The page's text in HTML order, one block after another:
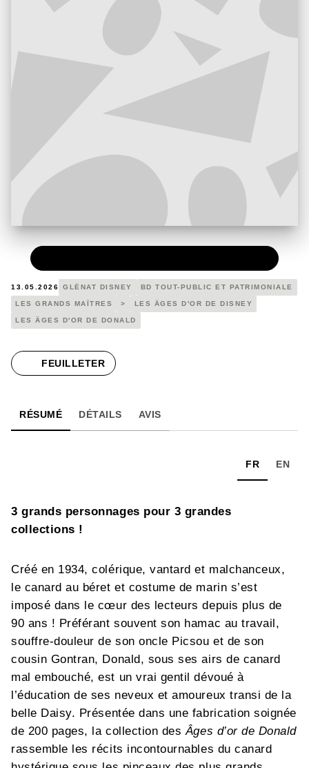
13.05.2026 GLÉNAT DISNEY BD TOUT-PUBLIC ET PATRIMONIALE
LES GRANDS MAÎTRES > LES ÂGES D'OR DE DISNEY
LES ÂGES D'OR DE DONALD
FEUILLETER
RÉSUMÉ DÉTAILS AVIS
FR EN
3 grands personnages pour 3 grandes
collections !
Créé en 1934, colérique, vantard et malchanceux,
le canard au béret et costume de marin s’est
imposé dans le cœur des lecteurs depuis plus de
90 ans ! Préférant souvent son hamac au travail,
souffre-douleur de son oncle Picsou et de son
cousin Gontran, Donald, sous ses airs de canard
mal embouché, est un vrai gentil dévoué à
l’éducation de ses neveux et amoureux transi de la
belle Daisy. Présentée dans une fabrication soignée
de 200 pages, la collection desÂges d’or de Donald
rassemble les récits incontournables du canard